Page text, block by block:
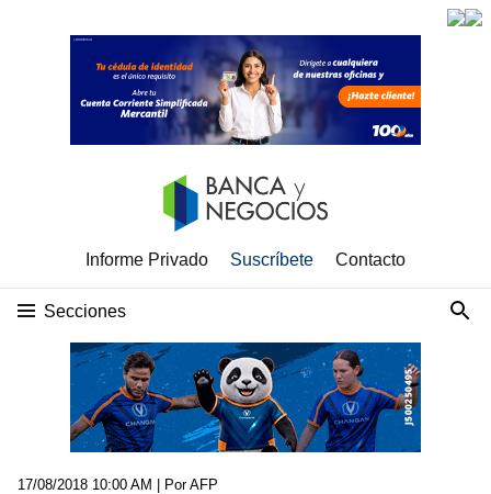
Informe Privado Suscríbete Contacto
Secciones
17/08/2018 10:00 AM | Por AFP